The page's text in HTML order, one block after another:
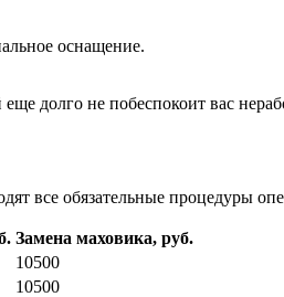
оснащение.
долго не побеспокоит вас
все обязательные процедуры
Замена маховика, руб.
10500
10500